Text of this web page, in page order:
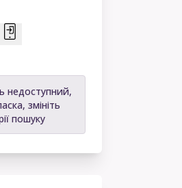
недоступний,
змініть
пошуку